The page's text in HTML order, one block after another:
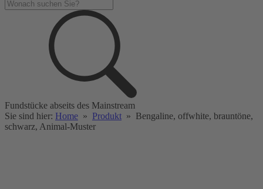
Fundstücke abseits des Mainstream
Sie sind hier: Home » Produkt » Bengaline, offwhite, brauntöne,
schwarz, Animal-Muster